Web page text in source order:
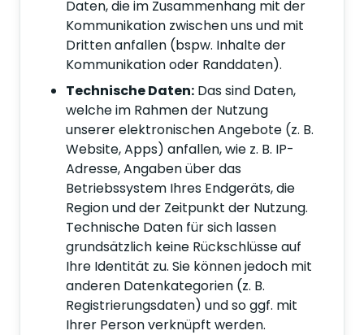
Daten, die im Zusammenhang mit der
Kommunikation zwischen uns und mit
Dritten anfallen (bspw. Inhalte der
Kommunikation oder Randdaten).
Technische Daten: Das sind Daten,
welche im Rahmen der Nutzung
unserer elektronischen Angebote (z. B.
Website, Apps) anfallen, wie z. B. IP-
Adresse, Angaben über das
Betriebssystem Ihres Endgeräts, die
Region und der Zeitpunkt der Nutzung.
Technische Daten für sich lassen
grundsätzlich keine Rückschlüsse auf
Ihre Identität zu. Sie können jedoch mit
anderen Datenkategorien (z. B.
Registrierungsdaten) und so ggf. mit
Ihrer Person verknüpft werden.